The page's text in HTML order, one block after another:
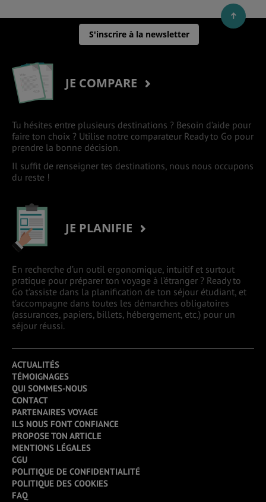
S'inscrire à la newsletter
JE COMPARE
Tu hésites entre plusieurs destinations ? Besoin d’aide pour
faire ton choix ? Utilise notre comparateur Ready to Go pour
prendre la bonne décision.
Il suffit de renseigner tes destinations, nous nous occupons
du reste !
JE PLANIFIE
En recherche d’un outil ergonomique, intuitif et surtout
pratique pour préparer ton voyage à l’étranger ? Ready to
Go t’assiste dans la planification de ton séjour étudiant, et
t’accompagne dans toutes les démarches obligatoires
(assurances, papiers, billets, hébergement, etc.) pour un
séjour réussi.
ACTUALITÉS
TÉMOIGNAGES
QUI SOMMES-NOUS
CONTACT
PARTENAIRES VOYAGE
ILS NOUS FONT CONFIANCE
PROPOSE TON ARTICLE
MENTIONS LÉGALES
CGU
POLITIQUE DE CONFIDENTIALITÉ
POLITIQUE DES COOKIES
FAQ